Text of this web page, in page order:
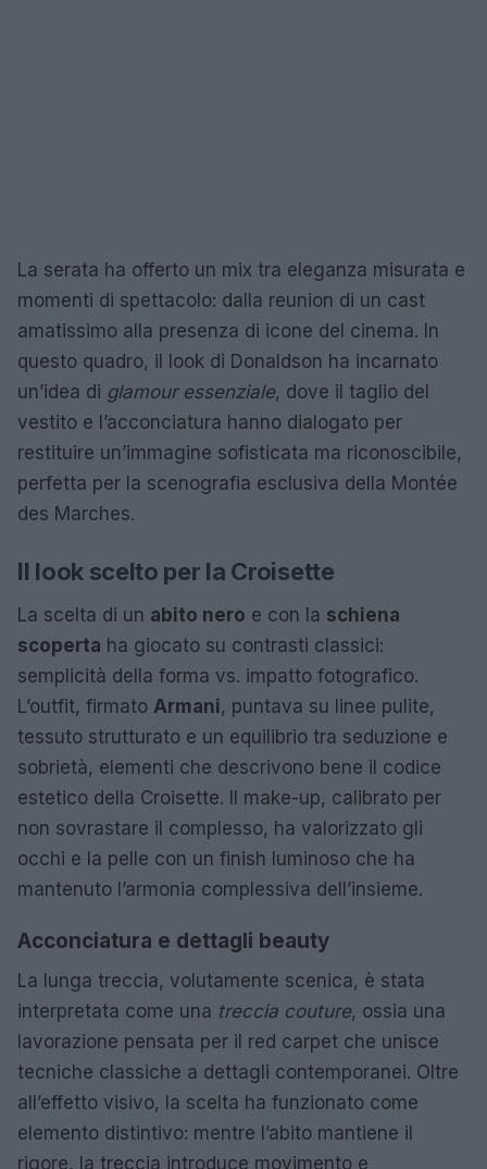
La serata ha offerto un mix tra eleganza misurata e
momenti di spettacolo: dalla reunion di un cast
amatissimo alla presenza di icone del cinema. In
questo quadro, il look di Donaldson ha incarnato
un’idea di glamour essenziale, dove il taglio del
vestito e l’acconciatura hanno dialogato per
restituire un’immagine sofisticata ma riconoscibile,
perfetta per la scenografia esclusiva della Montée
des Marches.
Il look scelto per la Croisette
La scelta di un abito nero e con la schiena
scoperta ha giocato su contrasti classici:
semplicità della forma vs. impatto fotografico.
L’outfit, firmato Armani, puntava su linee pulite,
tessuto strutturato e un equilibrio tra seduzione e
sobrietà, elementi che descrivono bene il codice
estetico della Croisette. Il make-up, calibrato per
non sovrastare il complesso, ha valorizzato gli
occhi e la pelle con un finish luminoso che ha
mantenuto l’armonia complessiva dell’insieme.
Acconciatura e dettagli beauty
La lunga treccia, volutamente scenica, è stata
interpretata come una treccia couture, ossia una
lavorazione pensata per il red carpet che unisce
tecniche classiche a dettagli contemporanei. Oltre
all’effetto visivo, la scelta ha funzionato come
elemento distintivo: mentre l’abito mantiene il
rigore, la treccia introduce movimento e